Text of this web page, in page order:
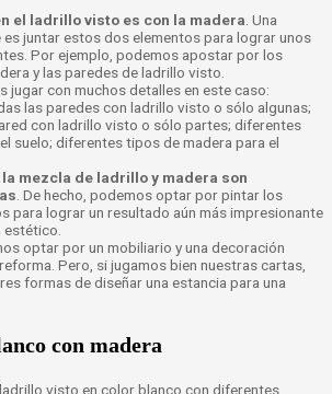
el ladrillo visto es con la madera. Una
juntar estos dos elementos para lograr unos
Por ejemplo, podemos apostar por los
y las paredes de ladrillo visto.
jugar con muchos detalles en este caso:
las paredes con ladrillo visto o sólo algunas;
con ladrillo visto o sólo partes; diferentes
suelo; diferentes tipos de madera para el
mezcla de ladrillo y madera son
. De hecho, podemos optar por pintar los
para lograr un resultado aún más impresionante
estético.
optar por un mobiliario y una decoración
Pero, si jugamos bien nuestras cartas,
formas de diseñar una estancia para una
con madera
visto en color blanco con diferentes